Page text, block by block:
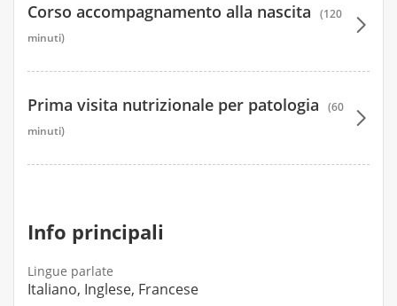
60 €
Corso accompagnamento alla nascita
(120
minuti)
Prima visita nutrizionale per patologia
(60
minuti)
Info principali
Lingue parlate
Italiano, Inglese, Francese